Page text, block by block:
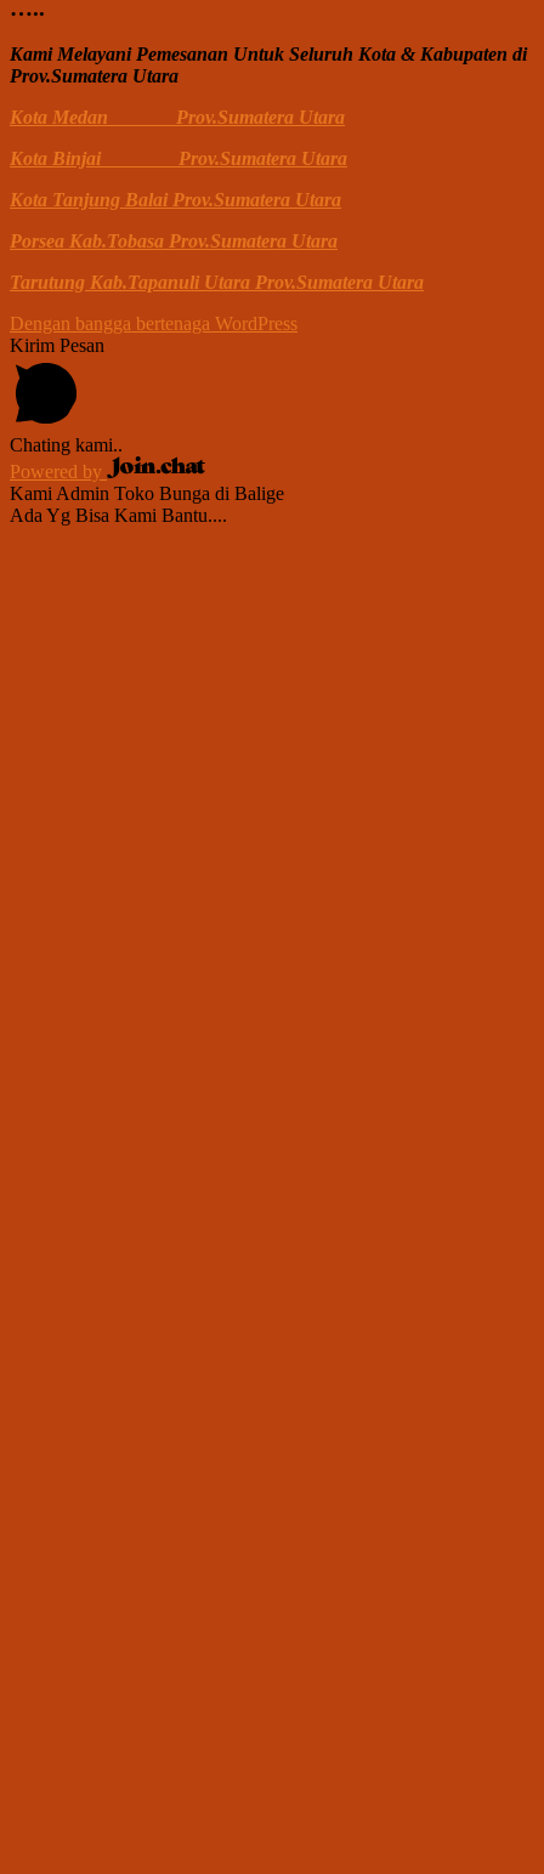
…..
Kami Melayani Pemesanan Untuk Seluruh Kota & Kabupaten di
Prov.Sumatera Utara
Kota Medan Prov.Sumatera Utara
Kota Binjai Prov.Sumatera Utara
Kota Tanjung Balai Prov.Sumatera Utara
Porsea Kab.Tobasa Prov.Sumatera Utara
Tarutung Kab.Tapanuli Utara Prov.Sumatera Utara
Dengan bangga bertenaga WordPress
Kirim Pesan
Chating kami..
Powered by
Kami Admin Toko Bunga di Balige
Ada Yg Bisa Kami Bantu....